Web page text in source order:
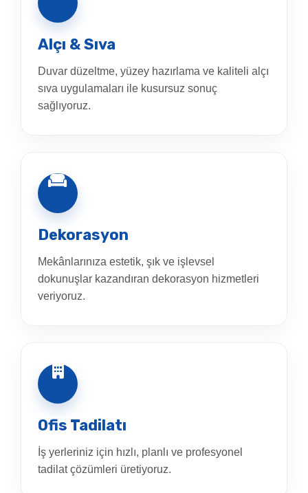
Alçı & Sıva
Duvar düzeltme, yüzey hazırlama ve kaliteli alçı
sıva uygulamaları ile kusursuz sonuç
sağlıyoruz.
Dekorasyon
Mekânlarınıza estetik, şık ve işlevsel
dokunuşlar kazandıran dekorasyon hizmetleri
veriyoruz.
Ofis Tadilatı
İş yerleriniz için hızlı, planlı ve profesyonel
tadilat çözümleri üretiyoruz.